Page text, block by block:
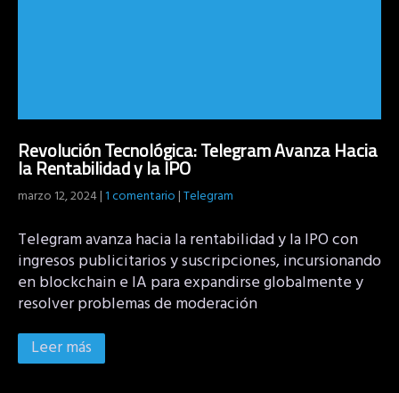
Revolución Tecnológica: Telegram Avanza Hacia
la Rentabilidad y la IPO
marzo 12, 2024|1 comentario|Telegram
Telegram avanza hacia la rentabilidad y la IPO con
ingresos publicitarios y suscripciones, incursionando
en blockchain e IA para expandirse globalmente y
resolver problemas de moderación
Leer más